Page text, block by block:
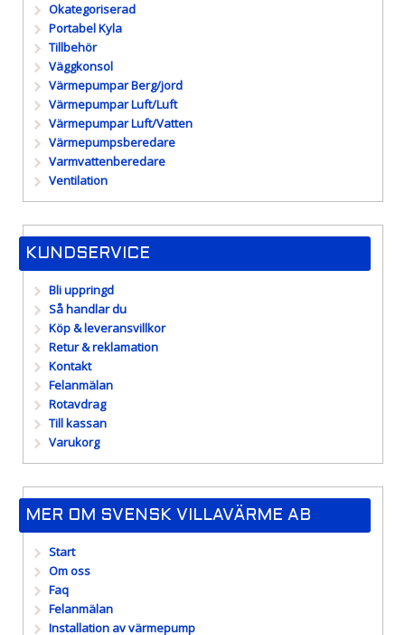
Okategoriserad
Portabel Kyla
Tillbehör
Väggkonsol
Värmepumpar Berg/jord
Värmepumpar Luft/Luft
Värmepumpar Luft/Vatten
Värmepumpsberedare
Varmvattenberedare
Ventilation
KUNDSERVICE
Bli uppringd
Så handlar du
Köp & leveransvillkor
Retur & reklamation
Kontakt
Felanmälan
Rotavdrag
Till kassan
Varukorg
MER OM SVENSK VILLAVÄRME AB
Start
Om oss
Faq
Felanmälan
Installation av värmepump